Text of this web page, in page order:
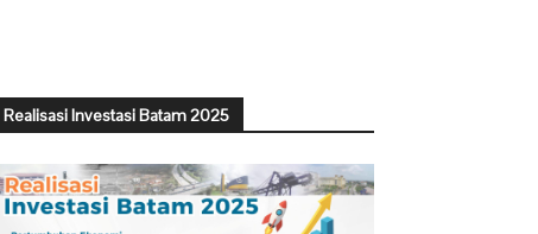
Realisasi Investasi Batam 2025